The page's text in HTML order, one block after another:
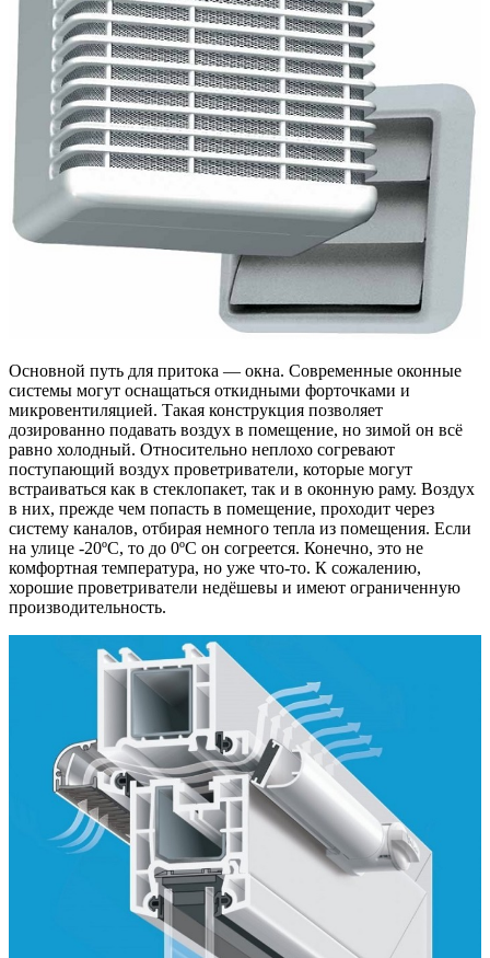
Основной путь для притока — окна. Современные оконные
системы могут оснащаться откидными форточками и
микровентиляцией. Такая конструкция позволяет
дозированно подавать воздух в помещение, но зимой он всё
равно холодный. Относительно неплохо согревают
поступающий воздух проветриватели, которые могут
встраиваться как в стеклопакет, так и в оконную раму. Воздух
в них, прежде чем попасть в помещение, проходит через
систему каналов, отбирая немного тепла из помещения. Если
на улице -20ºС, то до 0ºС он согреется. Конечно, это не
комфортная температура, но уже что-то. К сожалению,
хорошие проветриватели недёшевы и имеют ограниченную
производительность.